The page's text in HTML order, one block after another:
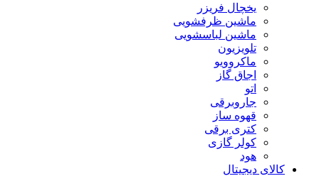
یخچال فریزر
ماشین ظرفشویی
ماشین لباسشویی
تلویزیون
ماکروویو
اجاق گاز
اتو
جاروبرقی
قهوه ساز
کتری برقی
کولر گازی
هود
کالای دیجیتال